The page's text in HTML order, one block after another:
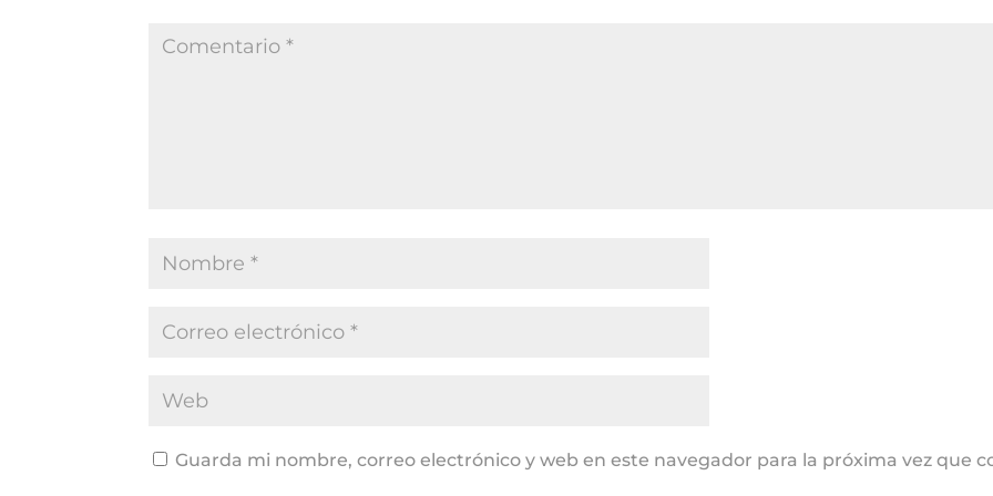
Guarda mi nombre, correo electrónico y web en este navegador para la próxima vez que